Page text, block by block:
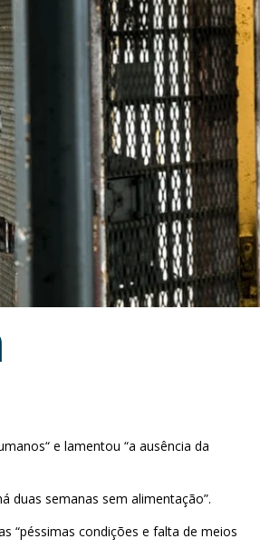
e lamentou “a ausência da
duas semanas sem alimentação”.
“péssimas condições e falta de meios